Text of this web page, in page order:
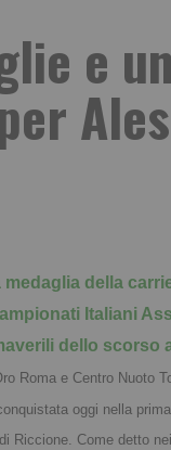
e
medaglia della
Italiani
dello scorso
Roma e Centro Nuoto
oggi nella
Riccione. Come detto